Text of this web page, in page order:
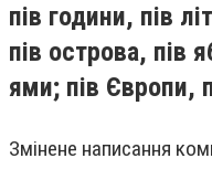
пів години, пів
пів острова, пів
ями; пів Європи,
Змінене написання